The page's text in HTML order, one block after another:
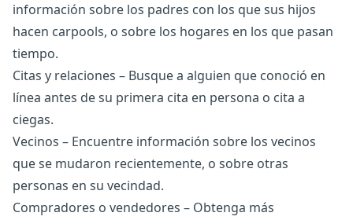
información sobre los padres con los que sus hijos
hacen carpools, o sobre los hogares en los que pasan
tiempo.
Citas y relaciones – Busque a alguien que conoció en
línea antes de su primera cita en persona o cita a
ciegas.
Vecinos – Encuentre información sobre los vecinos
que se mudaron recientemente, o sobre otras
personas en su vecindad.
Compradores o vendedores – Obtenga más